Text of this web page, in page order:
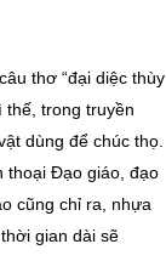
thơ “đại diệc thùy
thế, trong truyền
dùng để chúc thọ.
thoại Đạo giáo, đạo
cũng chỉ ra, nhựa
gian dài sẽ